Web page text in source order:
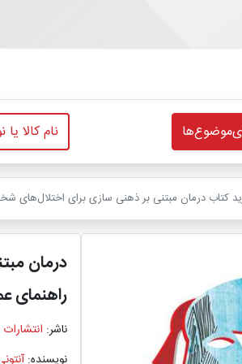
موضوع‌ها
کتاب درمان مبتنی بر ذهنی ‌سازی برای اختلال‌های
درمان
راهنمای
ناشر:
نویسنده: